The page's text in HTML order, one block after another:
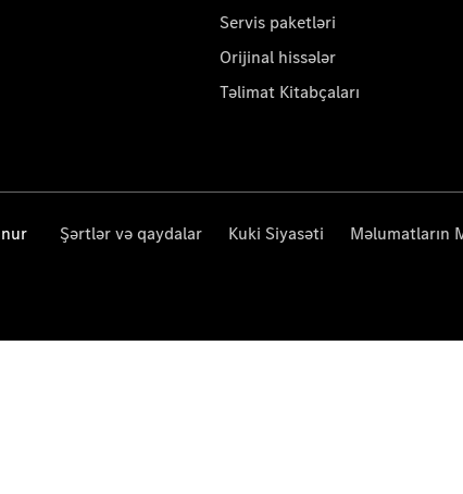
Servis paketləri
Orijinal hissələr
Təlimat Kitabçaları
Şərtlər və qaydalar Kuki Siyasəti Məlumatların